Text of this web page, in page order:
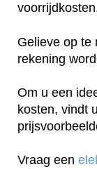
Gelieve op te
rekening
Om u een
kosten, vindt
Vraag een